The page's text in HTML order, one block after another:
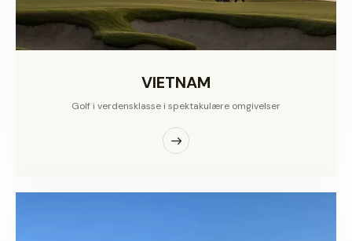
VIETNAM
Golf i verdensklasse i spektakulære omgivelser